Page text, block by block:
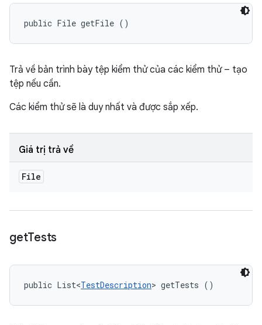
public File getFile ()
Trả về bản trình bày tệp kiểm thử của các kiểm thử – tạo
tệp nếu cần.
Các kiểm thử sẽ là duy nhất và được sắp xếp.
Giá trị trả về
File
getTests
public List<TestDescription> getTests ()